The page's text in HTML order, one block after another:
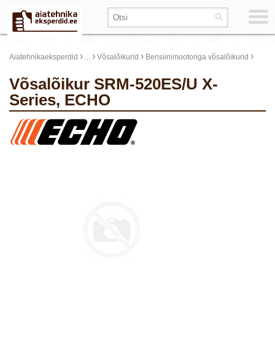
Aiatehnikaeksperdid › ... › Võsalõikurid › Bensiinimootoriga võsalõikurid ›
Võsalõikur SRM-520ES/U X-
Series, ECHO